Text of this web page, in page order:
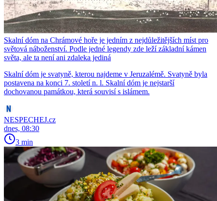
Skalní dóm na Chrámové hoře je jedním z nejdůležitějších míst pro
světová náboženství. Podle jedné legendy zde leží základní kámen
světa, ale ta není ani zdaleka jediná
Skalní dóm je svatyně, kterou najdeme v Jeruzalémě. Svatyně byla
postavena na konci 7. století n. l. Skalní dóm je nejstarší
dochovanou památkou, která souvisí s islámem.
NESPECHEJ.cz
dnes, 08:30
3 min